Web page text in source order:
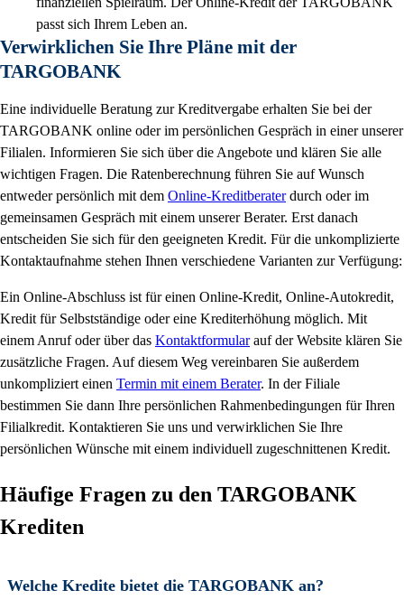
passt sich Ihrem Leben an.
Verwirklichen Sie Ihre Pläne mit der
TARGOBANK
Eine individuelle Beratung zur Kreditvergabe erhalten Sie bei der
TARGOBANK online oder im persönlichen Gespräch in einer unserer
Filialen. Informieren Sie sich über die Angebote und klären Sie alle
wichtigen Fragen. Die Ratenberechnung führen Sie auf Wunsch
entweder persönlich mit dem Online-Kreditberaterdurch oder im
gemeinsamen Gespräch mit einem unserer Berater. Erst danach
entscheiden Sie sich für den geeigneten Kredit. Für die unkomplizierte
Kontaktaufnahme stehen Ihnen verschiedene Varianten zur Verfügung:
Ein Online-Abschluss ist für einen Online-Kredit, Online-Autokredit,
Kredit für Selbstständige oder eine Krediterhöhung möglich. Mit
einem Anruf oder über das Kontaktformularauf der Website klären Sie
zusätzliche Fragen. Auf diesem Weg vereinbaren Sie außerdem
unkompliziert einen Termin mit einem Berater. In der Filiale
bestimmen Sie dann Ihre persönlichen Rahmenbedingungen für Ihren
Filialkredit. Kontaktieren Sie uns und verwirklichen Sie Ihre
persönlichen Wünsche mit einem individuell zugeschnittenen Kredit.
Häufige Fragen zu den TARGOBANK
Krediten
Welche Kredite bietet die TARGOBANK an?